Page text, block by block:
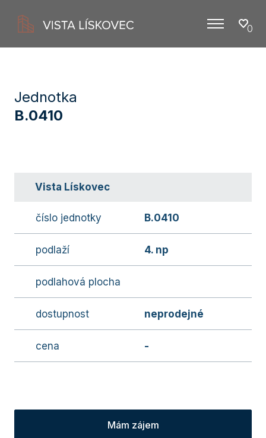
Menu 0
Jednotka
B.0410
Vista Lískovec
číslo jednotky B.0410
podlaží 4. np
podlahová plocha
dostupnost neprodejné
cena -
Mám zájem